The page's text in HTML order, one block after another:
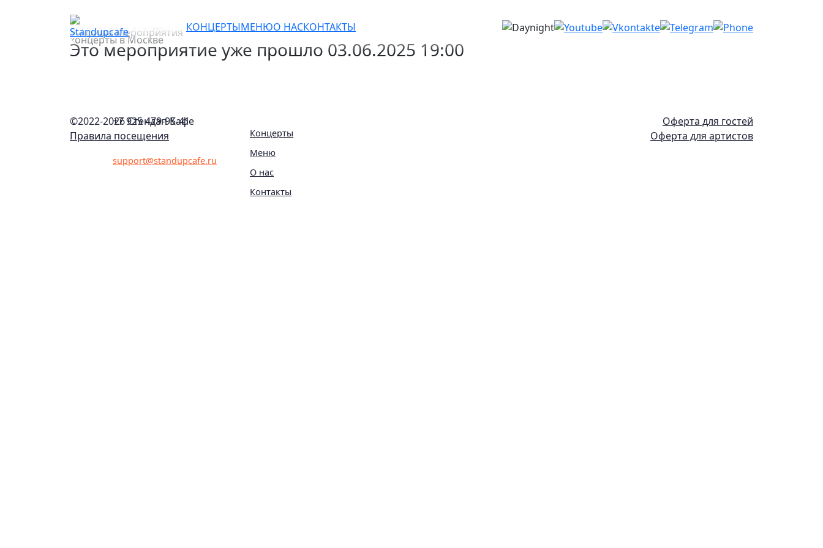
КОНЦЕРТЫМЕНЮО НАСКОНТАКТЫ
Женский юмор. Стендап от популярных комикесс с ТВ
Это мероприятие уже прошло 03.06.2025 19:00
+7 925 479-95-41
support@standupcafe.ru
Концерты
Меню
О нас
Контакты
©2022-2026 Стендап Кафе
Оферта для гостей
Правила посещения
Оферта для артистов